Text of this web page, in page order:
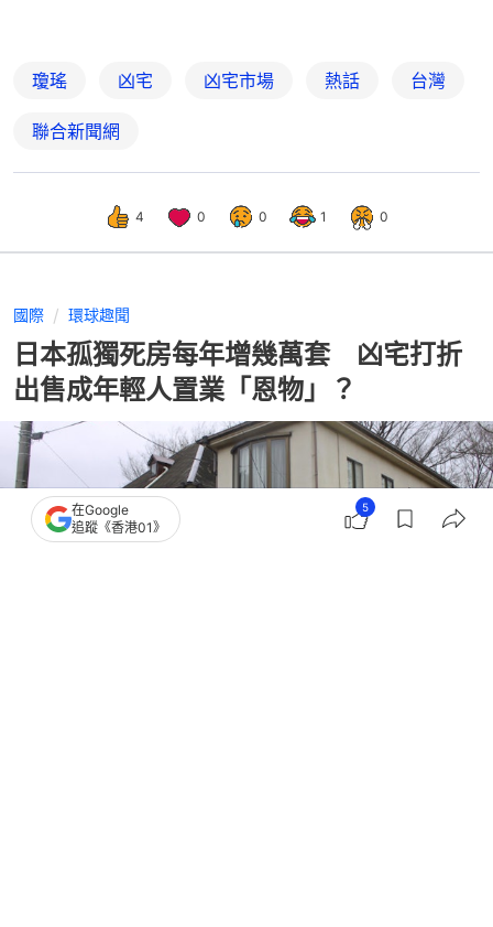
瓊瑤 凶宅 凶宅市場 熱話 台灣
聯合新聞網
4 0 0 1 0
國際 環球趣聞
日本孤獨死房每年增幾萬套 凶宅打折
出售成年輕人置業「恩物」？
在Google
追蹤《香港01》
5